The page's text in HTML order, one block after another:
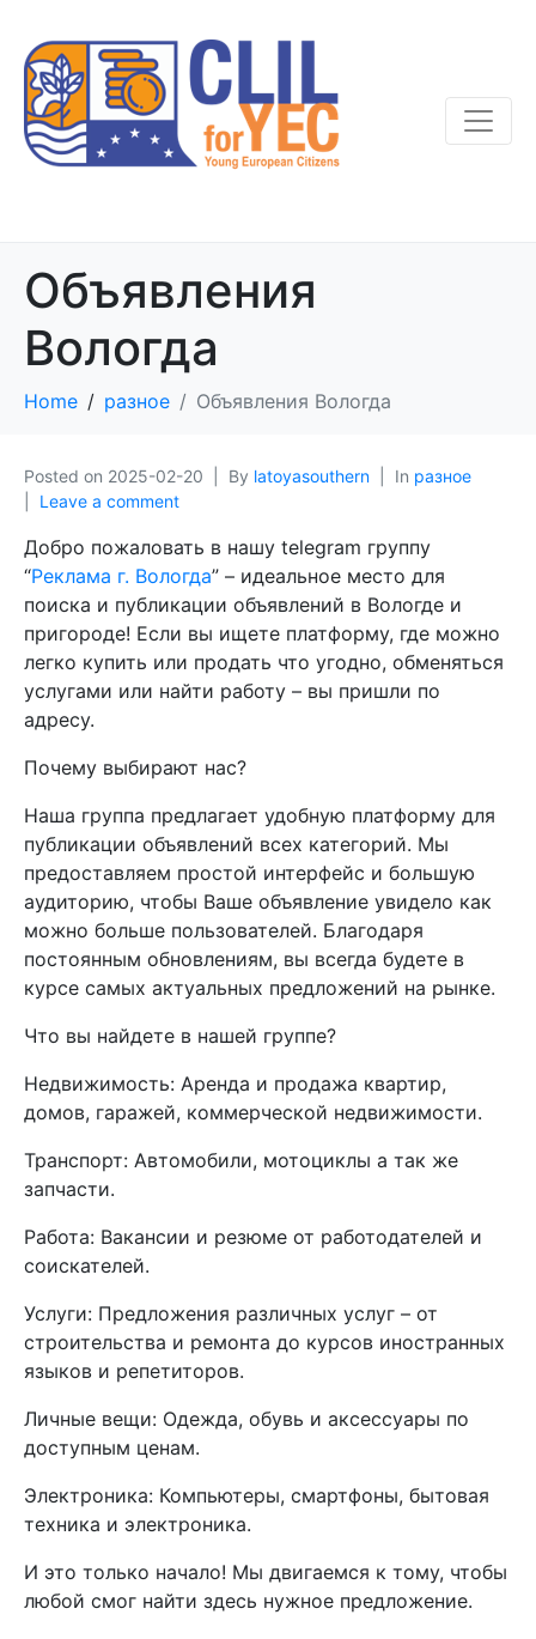
Объявления
Вологда
Home разное Объявления Вологда
Posted on 2025-02-20 By latoyasouthern In разное
Leave a comment
Добро пожаловать в нашу telegram группу
“Реклама г. Вологда” – идеальное место для
поиска и публикации объявлений в Вологде и
пригороде! Если вы ищете платформу, где можно
легко купить или продать что угодно, обменяться
услугами или найти работу – вы пришли по
адресу.
Почему выбирают нас?
Наша группа предлагает удобную платформу для
публикации объявлений всех категорий. Мы
предоставляем простой интерфейс и большую
аудиторию, чтобы Ваше объявление увидело как
можно больше пользователей. Благодаря
постоянным обновлениям, вы всегда будете в
курсе самых актуальных предложений на рынке.
Что вы найдете в нашей группе?
Недвижимость: Аренда и продажа квартир,
домов, гаражей, коммерческой недвижимости.
Транспорт: Автомобили, мотоциклы а так же
запчасти.
Работа: Вакансии и резюме от работодателей и
соискателей.
Услуги: Предложения различных услуг – от
строительства и ремонта до курсов иностранных
языков и репетиторов.
Личные вещи: Одежда, обувь и аксессуары по
доступным ценам.
Электроника: Компьютеры, смартфоны, бытовая
техника и электроника.
И это только начало! Мы двигаемся к тому, чтобы
любой смог найти здесь нужное предложение.